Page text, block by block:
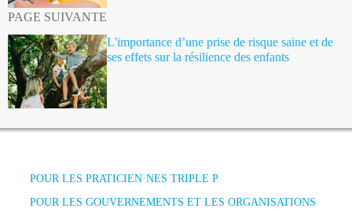
PAGE SUIVANTE
L'importance d’une prise de risque saine et de
ses effets sur la résilience des enfants
POUR LES PRATICIEN·NES TRIPLE P
POUR LES GOUVERNEMENTS ET LES ORGANISATIONS